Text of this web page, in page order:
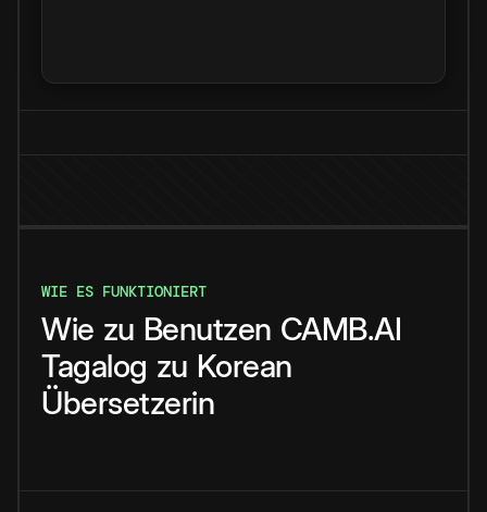
WIE ES FUNKTIONIERT
Wie zu Benutzen CAMB.AI
Tagalog zu Korean
Übersetzerin